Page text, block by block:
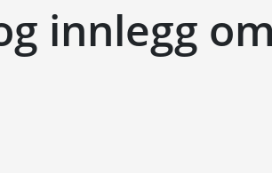
innlegg